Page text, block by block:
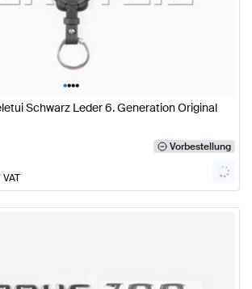
••••
Schwarz Leder 6. Generation Original
Vorbestellung